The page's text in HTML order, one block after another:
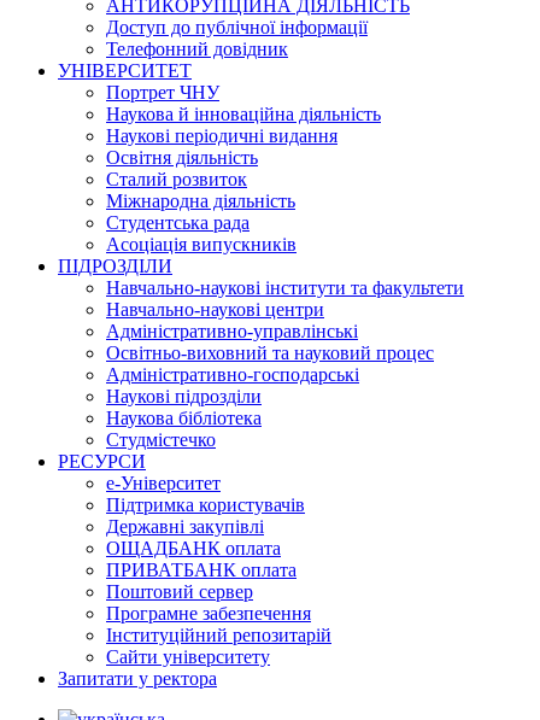
АНТИКОРУПЦІЙНА ДІЯЛЬНІСТЬ
Доступ до публічної інформації
Телефонний довідник
УНІВЕРСИТЕТ
Портрет ЧНУ
Наукова й інноваційна діяльність
Наукові періодичні видання
Освітня діяльність
Сталий розвиток
Міжнародна діяльність
Студентська рада
Асоціація випускників
ПІДРОЗДІЛИ
Навчально-наукові інститути та факультети
Навчально-наукові центри
Адміністративно-управлінські
Освітньо-виховний та науковий процес
Адміністративно-господарські
Наукові підрозділи
Наукова бібліотека
Студмістечко
РЕСУРСИ
е-Університет
Підтримка користувачів
Державні закупівлі
ОЩАДБАНК оплата
ПРИВАТБАНК оплата
Поштовий сервер
Програмне забезпечення
Інституційний репозитарій
Сайти університету
Запитати у ректора